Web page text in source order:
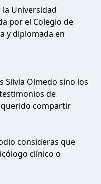
la Universidad
por el Colegio de
y diplomada en
Silvia Olmedo sino los
de
compartir
consideras que
clínico o